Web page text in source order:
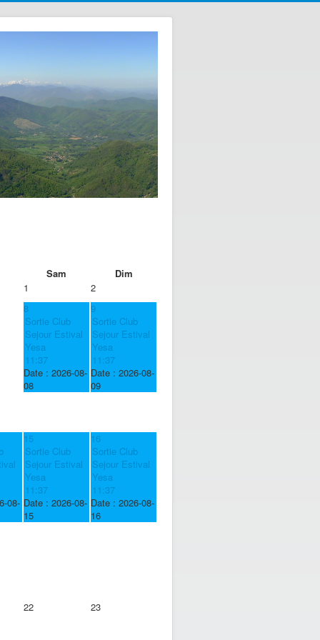
Sam
Dim
1
2
8
Sortie Club
Sejour Estival
Yesa
11:37
Date :2026-08-
08
9
Sortie Club
Sejour Estival
Yesa
11:37
Date :2026-08-
09
08-
15
Sortie Club
Sejour Estival
Yesa
11:37
Date :2026-08-
15
16
Sortie Club
Sejour Estival
Yesa
11:37
Date :2026-08-
16
22 23